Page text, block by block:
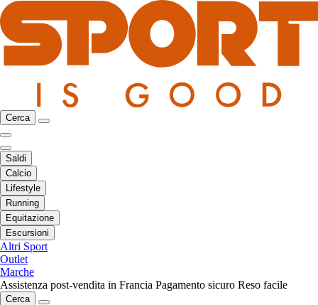
Cerca
Saldi
Calcio
Lifestyle
Running
Equitazione
Escursioni
Altri Sport
Outlet
Marche
Assistenza post-vendita in Francia Pagamento sicuro Reso facile
Cerca